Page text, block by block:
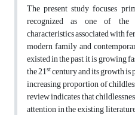
The present study focuses
recognized as one of the
characteristics associated with
modern family and
existed in the past, it is growing
the 21stcentury and its growth is
increasing proportion of
review indicates that
attention in the existing